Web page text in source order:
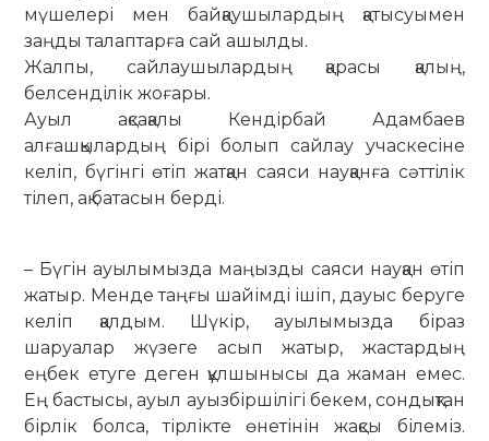
мүшелері мен байқаушылардың қатысуымен
заңды талаптарға сай ашылды.
Жалпы, сайлаушылардың қарасы қалың,
белсенділік жоғары.
Ауыл ақсақалы Кендірбай Адамбаев
алғашқылардың бірі болып сайлау учаскесіне
келіп, бүгінгі өтіп жатқан саяси науқанға сәттілік
тілеп, ақ батасын берді.
– Бүгін ауылымызда маңызды саяси науқан өтіп
жатыр. Менде таңғы шайімді ішіп, дауыс беруге
келіп қалдым. Шүкір, ауылымызда біраз
шаруалар жүзеге асып жатыр, жастардың
еңбек етуге деген құлшынысы да жаман емес.
Ең бастысы, ауыл ауызбіршілігі бекем, сондықтан
бірлік болса, тірлікте өнетінін жақсы білеміз.